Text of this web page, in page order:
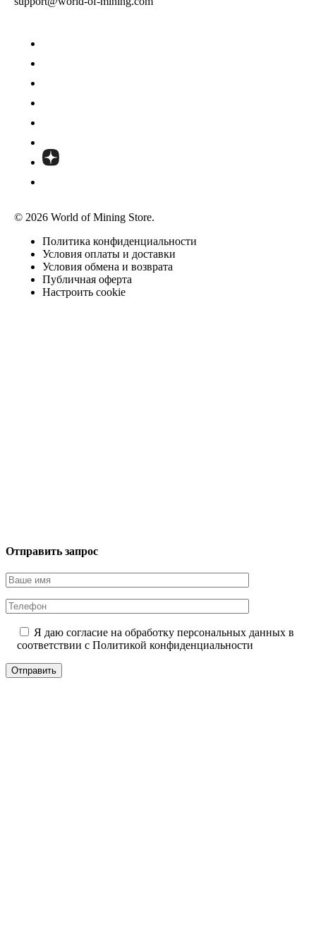
© 2026 World of Mining Store.
Политика конфиденциальности
Условия оплаты и доставки
Условия обмена и возврата
Публичная оферта
Настроить cookie
Отправить запрос
Я даю согласие на обработку персональных данных в
соответствии с Политикой конфиденциальности